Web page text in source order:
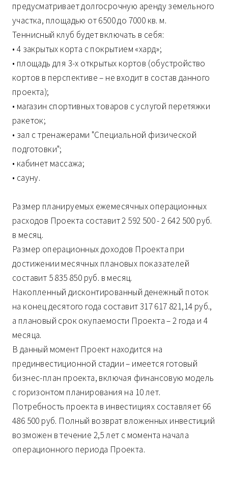
предусматривает долгосрочную аренду земельного
участка, площадью от 6500 до 7000 кв. м.
Теннисный клуб будет включать в себя:
• 4 закрытых корта с покрытием «хард»;
• площадь для 3-х открытых кортов (обустройство
кортов в перспективе – не входит в состав данного
проекта);
• магазин спортивных товаров с услугой перетяжки
ракеток;
• зал с тренажерами "Специальной физической
подготовки";
• кабинет массажа;
• сауну.
Размер планируемых ежемесячных операционных
расходов Проекта составит 2 592 500 - 2 642 500 руб.
в месяц.
Размер операционных доходов Проекта при
достижении месячных плановых показателей
составит 5 835 850 руб. в месяц.
Накопленный дисконтированный денежный поток
на конец десятого года составит 317 617 821,14 руб.,
а плановый срок окупаемости Проекта – 2 года и 4
месяца.
В данный момент Проект находится на
прединвестиционной стадии – имеется готовый
бизнес-план проекта, включая финансовую модель
с горизонтом планирования на 10 лет.
Потребность проекта в инвестициях составляет 66
486 500 руб. Полный возврат вложенных инвестиций
возможен в течение 2,5 лет с момента начала
операционного периода Проекта.